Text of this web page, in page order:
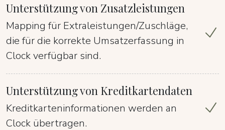
Unterstützung von Zusatzleistungen
Mapping für Extraleistungen/Zuschläge,
die für die korrekte Umsatzerfassung in
Clock verfügbar sind.
Unterstützung von Kreditkartendaten
Kreditkarteninformationen werden an
Clock übertragen.